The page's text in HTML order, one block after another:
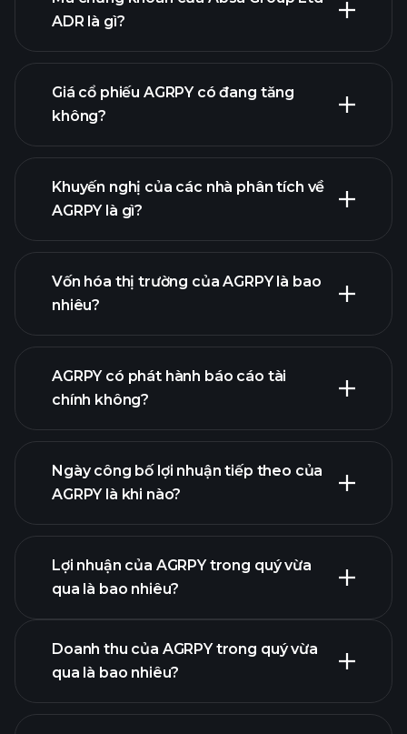
biểu đồ nâng cao
ADR là gì?
Giá cổ phiếu AGRPY có đang tăng
không?
Khuyến nghị của các nhà phân tích về
AGRPY là gì?
Vốn hóa thị trường của AGRPY là bao
nhiêu?
sách cổ phiếu của chúng tôi
AGRPY có phát hành báo cáo tài
chính không?
tài chính của
AGRPY
Ngày công bố lợi nhuận tiếp theo của
AGRPY là khi nào?
Lịch công bố lợi nhuận
Lợi nhuận của AGRPY trong quý vừa
qua là bao nhiêu?
Doanh thu của AGRPY trong quý vừa
qua là bao nhiêu?